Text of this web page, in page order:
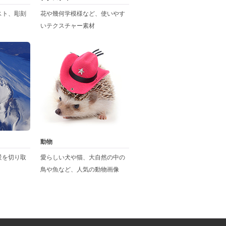
、彫刻
花や幾何学模様など、使いやす
いテクスチャー素材
を切り取
動物
愛らしい犬や猫、大自然の中の
鳥や魚など、人気の動物画像